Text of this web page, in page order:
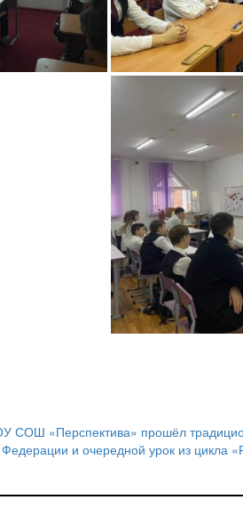
СОШ «Перспектива» прошёл
и очередной урок из цикла